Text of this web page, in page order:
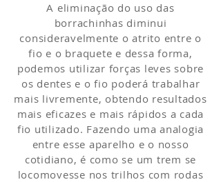
A eliminação do uso das
borrachinhas diminui
consideravelmente o atrito entre o
fio e o braquete e dessa forma,
podemos utilizar forças leves sobre
os dentes e o fio poderá trabalhar
mais livremente, obtendo resultados
mais eficazes e mais rápidos a cada
fio utilizado. Fazendo uma analogia
entre esse aparelho e o nosso
cotidiano, é como se um trem se
locomovesse nos trilhos com rodas